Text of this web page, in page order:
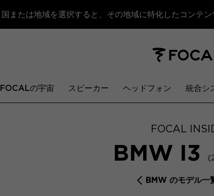
国または地域を選択すると、その地域に特化したコンテン
FOCALの宇宙 スピーカー ヘッドフォン 統合シ
FOCAL
BMW I3
BMW のモデル一